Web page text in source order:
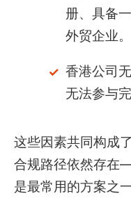
册、具备
外贸企业。
香港公司
无法参与
这些因素共同构成了
合规路径依然存
是最常用的方案之一